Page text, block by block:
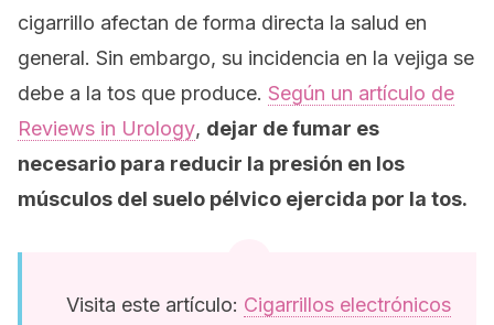
cigarrillo afectan de forma directa la salud en
general. Sin embargo, su incidencia en la vejiga se
debe a la tos que produce. Según un artículo de
Reviews in Urology, dejar de fumar es
necesario para reducir la presión en los
músculos del suelo pélvico ejercida por la tos.
Visita este artículo: Cigarrillos electrónicos